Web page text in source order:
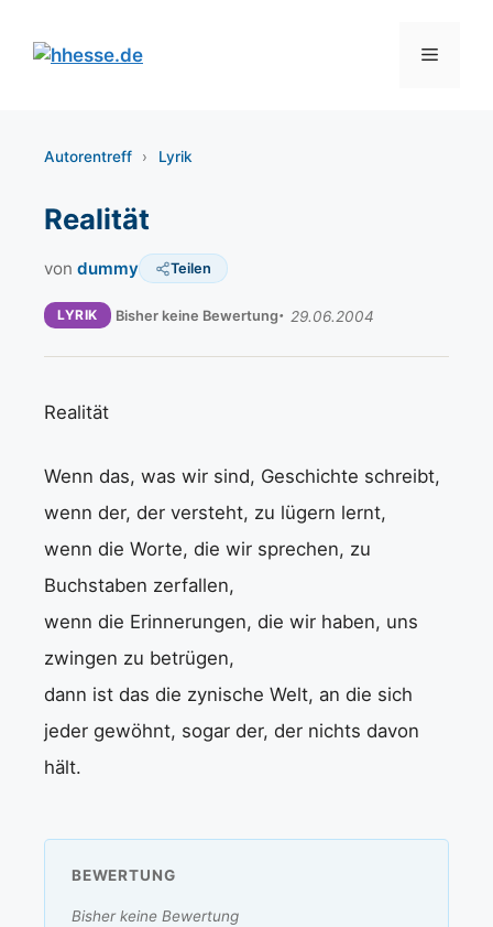
Inhalt
springen
Menü
Autorentreff › Lyrik
Realität
von dummy Teilen
LYRIK Bisher keine Bewertung 29.06.2004
Realität
Wenn das, was wir sind, Geschichte schreibt,
wenn der, der versteht, zu lügern lernt,
wenn die Worte, die wir sprechen, zu
Buchstaben zerfallen,
wenn die Erinnerungen, die wir haben, uns
zwingen zu betrügen,
dann ist das die zynische Welt, an die sich
jeder gewöhnt, sogar der, der nichts davon
hält.
BEWERTUNG
Bisher keine Bewertung